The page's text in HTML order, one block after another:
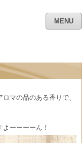
MENU
マの品のある香りで、
ーーーーん！